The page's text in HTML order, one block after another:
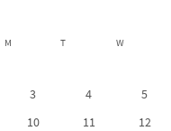
M T W
3
4 5
10
11 12